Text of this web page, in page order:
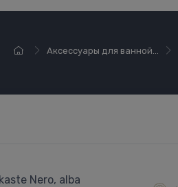
Аксессуары для ванной...
Nero, alba